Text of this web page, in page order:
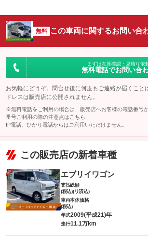
無料 この車両に関するお問い合
まずは在庫確認・見積り依
無料電話でお問い合
お気軽にどうぞ。問合せ後に何度もご連絡が届くこと
ドレスは販売店に公開されません。
※無料電話をご利用の場合は、販売店へお客様の電話番号
番号ご利用の際の注意点は こちら
IP電話、ひかり電話からはご利用いただけません。
この販売店の新着車種
エブリイワゴン
支払総額
(税込)(リ済込)
車両本体価格
(税込)
年式2009(平成21)年
走行11.1万km